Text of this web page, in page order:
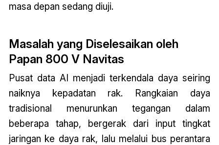
masa depan sedang diuji.
Masalah yang Diselesaikan oleh
Papan 800 V Navitas
Pusat data AI menjadi terkendala daya seiring
naiknya kepadatan rak. Rangkaian daya
tradisional menurunkan tegangan dalam
beberapa tahap, bergerak dari input tingkat
jaringan ke daya rak, lalu melalui bus perantara